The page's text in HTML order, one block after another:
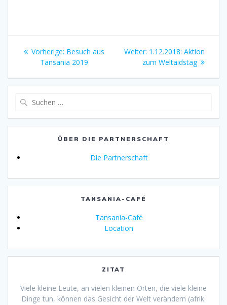
Beitragsnavigation
Vorherige: Vorheriger
Beitrag:
Besuch aus
Tansania 2019
Weiter: Nächster
Beitrag:
1.12.2018: Aktion
zum Weltaidstag
ÜBER DIE PARTNERSCHAFT
Die Partnerschaft
TANSANIA-CAFÉ
Tansania-Café
Location
ZITAT
Viele kleine Leute, an vielen kleinen Orten, die viele kleine
Dinge tun, können das Gesicht der Welt verändern (afrik.